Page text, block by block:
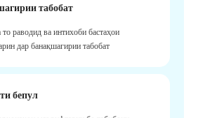
табобат
раводид ва интихоби бастаҳои
дар банақшагирии табобат
бепул